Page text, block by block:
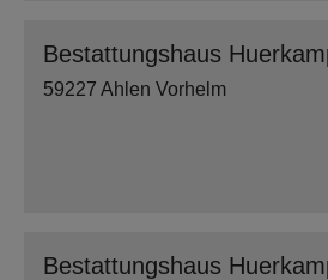
Bestattungshaus
59227 Ahlen Vorhelm
Bestattungshaus